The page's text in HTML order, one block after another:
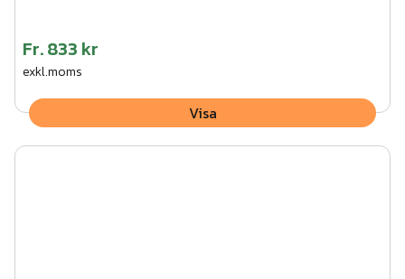
Fr.833 kr
exkl.moms
Visa